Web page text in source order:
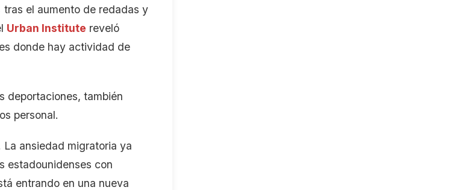
tras el aumento de redadas y
Urban Institute reveló
donde hay actividad de
deportaciones, también
personal.
La ansiedad migratoria ya
estadounidenses con
entrando en una nueva